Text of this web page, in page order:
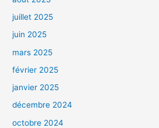
juillet 2025
juin 2025
mars 2025
février 2025
janvier 2025
décembre 2024
octobre 2024